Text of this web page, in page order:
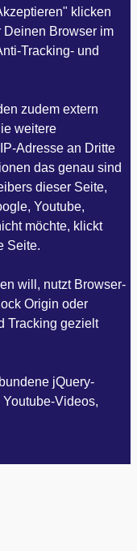
klicken
Deinen Browser im
Tracking- und
zudem extern
weitere
Adresse an Dritte
das genau sind
dieser Seite,
Youtube,
möchte, klickt
Seite.
will, nutzt Browser-
Origin oder
Tracking gezielt
jQuery-
Videos,